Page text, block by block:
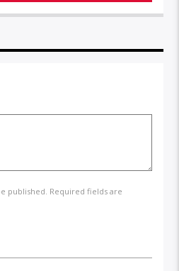
published. Required fields are